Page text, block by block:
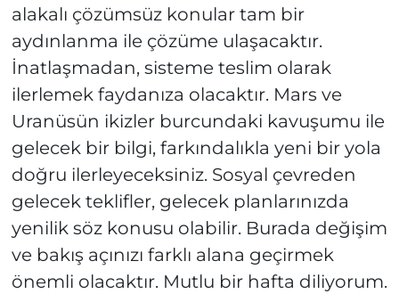
alakalı çözümsüz konular tam bir
aydınlanma ile çözüme ulaşacaktır.
İnatlaşmadan, sisteme teslim olarak
ilerlemek faydanıza olacaktır. Mars ve
Uranüsün ikizler burcundaki kavuşumu ile
gelecek bir bilgi, farkındalıkla yeni bir yola
doğru ilerleyeceksiniz. Sosyal çevreden
gelecek teklifler, gelecek planlarınızda
yenilik söz konusu olabilir. Burada değişim
ve bakış açınızı farklı alana geçirmek
önemli olacaktır. Mutlu bir hafta diliyorum.